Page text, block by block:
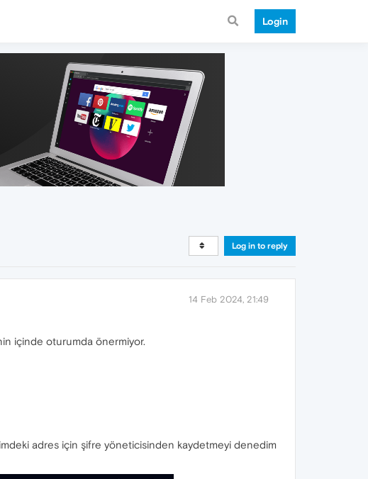
Login
Log in to reply
14 Feb 2024, 21:49
içinde oturumda önermiyor.
adres için şifre yöneticisinden kaydetmeyi denedim